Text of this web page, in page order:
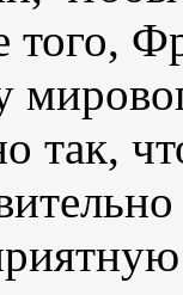
того,
так,